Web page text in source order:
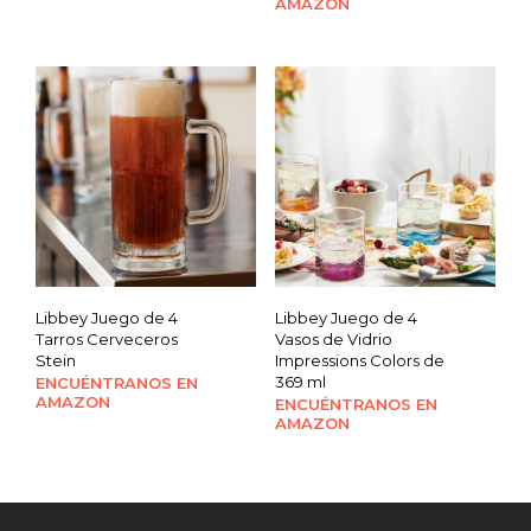
Libbey Juego de 4
Tarros Cerveceros
Stein
ENCUÉNTRANOS EN
AMAZON
Libbey Juego de 4
Vasos de Vidrio
Impressions Colors de
369 ml
ENCUÉNTRANOS EN
AMAZON